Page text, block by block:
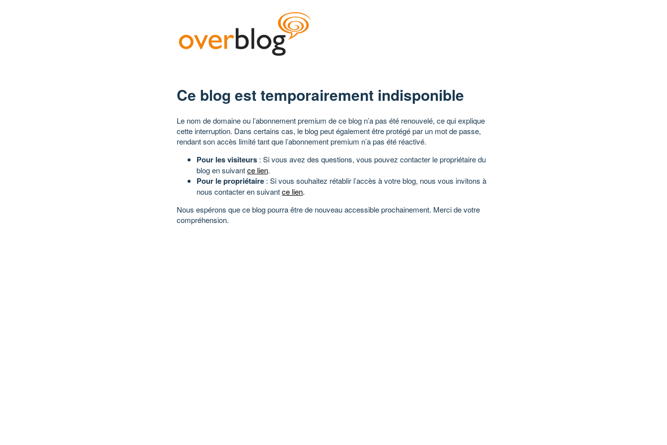
Ce blog est temporairement indisponible
Le nom de domaine ou l’abonnement premium de ce blog n’a pas été renouvelé, ce qui explique
cette interruption. Dans certains cas, le blog peut également être protégé par un mot de passe,
rendant son accès limité tant que l’abonnement premium n’a pas été réactivé.
Pour les visiteurs : Si vous avez des questions, vous pouvez contacter le propriétaire du
blog en suivantce lien.
Pour le propriétaire : Si vous souhaitez rétablir l’accès à votre blog, nous vous invitons à
nous contacter en suivantce lien.
Nous espérons que ce blog pourra être de nouveau accessible prochainement. Merci de votre
compréhension.